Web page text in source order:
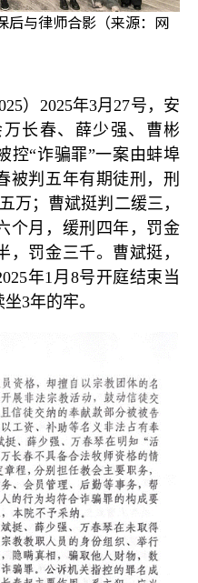
后与律师合影（来源：网
） 2025年3月27号，安
长春、薛少强、曹彬
控“诈骗罪”一案由蚌埠
被判五年有期徒刑，刑
万；曹斌挺判二缓三，
个月，缓刑四年，罚金
，罚金三千。曹斌挺，
年1月 8号开庭结束当
坐3年的牢。